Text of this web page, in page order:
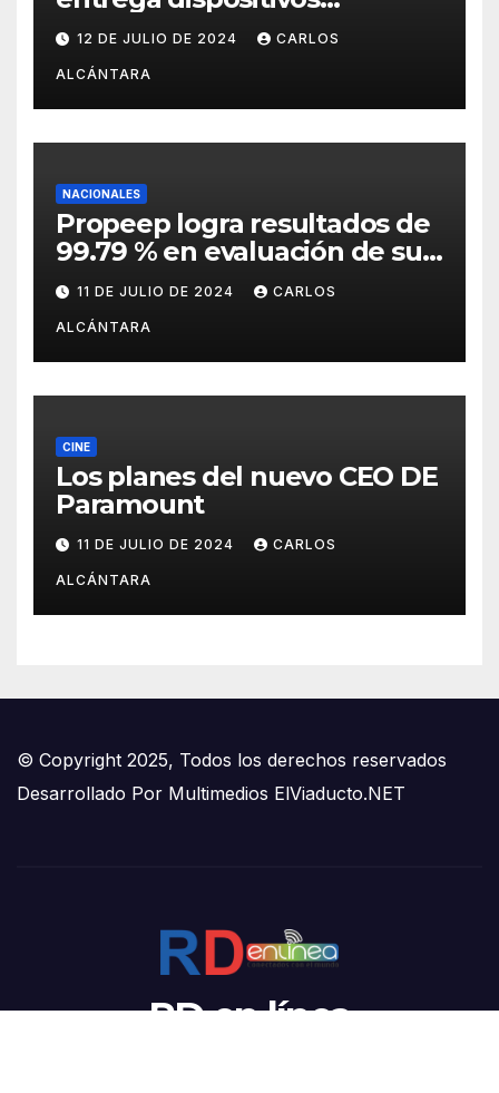
electrónicos al Distrito15-05
12 DE JULIO DE 2024 CARLOS
ALCÁNTARA
NACIONALES
Propeep logra resultados de
99.79 % en evaluación de sus
funciones por la Dirección de
Ética e Integridad
Gubernamental
11 DE JULIO DE 2024 CARLOS
ALCÁNTARA
CINE
Los planes del nuevo CEO DE
Paramount
11 DE JULIO DE 2024 CARLOS
ALCÁNTARA
© Copyright 2025, Todos los derechos reservados
Desarrollado Por Multimedios ElViaducto.NET
RD en línea